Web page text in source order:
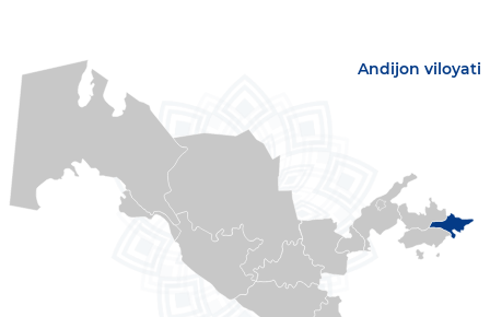
Andijon viloyati